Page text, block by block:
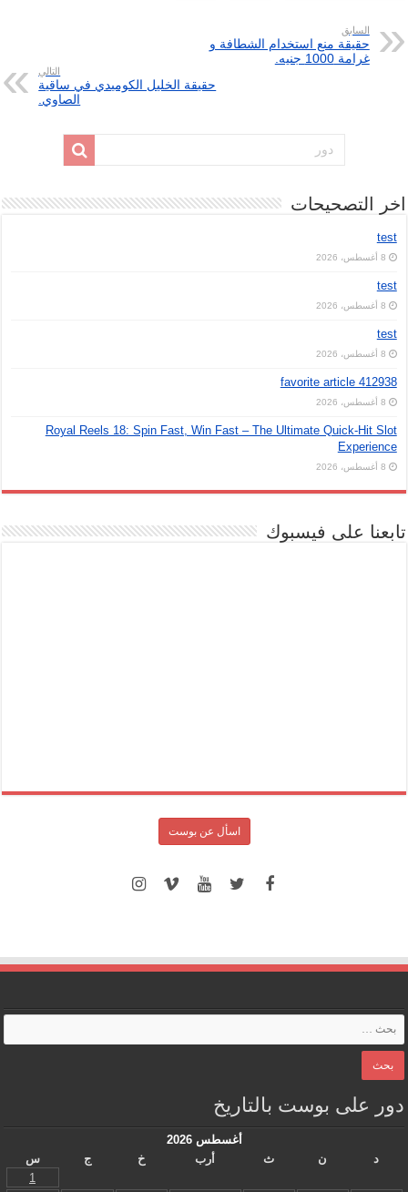
السابق
حقيقة منع استخدام الشطافة و
غرامة 1000 جنيه.
التالي
حقيقة الخليل الكوميدي في ساقية
الصاوي.
اخر التصحيحات
test
8 أغسطس، 2026
test
8 أغسطس، 2026
test
8 أغسطس، 2026
favorite article 412938
8 أغسطس، 2026
Royal Reels 18: Spin Fast, Win Fast – The Ultimate Quick‑Hit Slot
Experience
8 أغسطس، 2026
تابعنا على فيسبوك
اسأل عن بوست
دور على بوست بالتاريخ
أغسطس 2026
د
ن ث أرب خ ج
س
1